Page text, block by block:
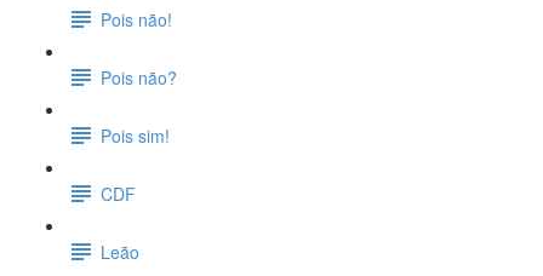
Pois não!
Pois não?
Pois sim!
CDF
Leão